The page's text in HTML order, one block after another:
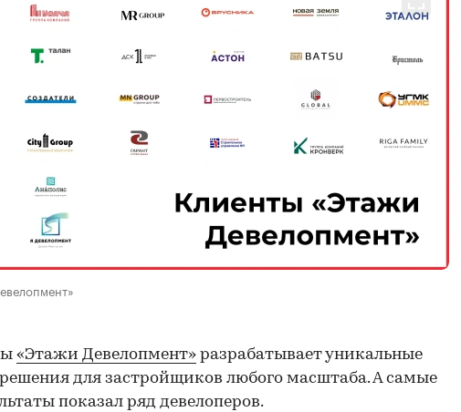
«Этажи Девелопмент» разрабатывает уникальные
для застройщиков любого масштаба. А самые
показал ряд девелоперов.